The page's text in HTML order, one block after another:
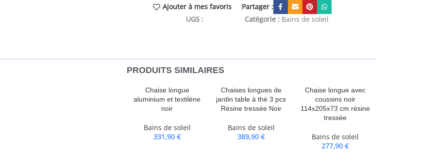
Ajouter à mes favoris
Partager :
UGS :
Catégorie : Bains de soleil
PRODUITS SIMILAIRES
Chaise longue
aluminium et textilène
noir
Bains de soleil
331,90€
Chaises longues de
jardin table à thé 3 pcs
Résine tressée Noir
Bains de soleil
389,90€
Chaise longue avec
coussins noir
114x205x73 cm résine
tressée
Bains de soleil
277,90€